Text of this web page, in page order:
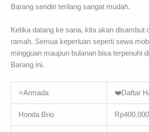
Barang sendiri terilang sangat mudah.
Ketika datang ke sana, kita akan disambut
ramah. Semua keperluan seperti sewa
mingguan maupun bulanan bisa terpenuhi
Barang ini.
⭐Armada ❤️Daftar
Honda Brio Rp400.000